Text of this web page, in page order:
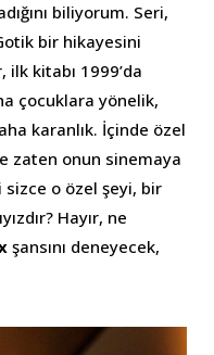
biliyorum. Seri,
bir hikayesini
kitabı 1999’da
çocuklara yönelik,
karanlık. İçinde özel
zaten onun sinemaya
sizce o özel şeyi, bir
Hayır, ne
şansını deneyecek,